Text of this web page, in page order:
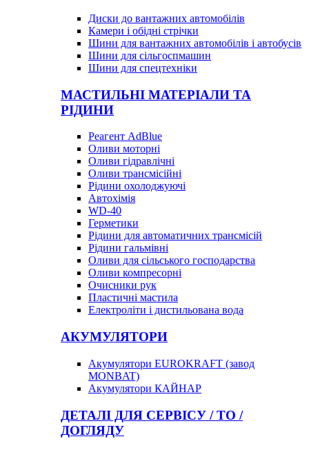
Диски до вантажних автомобілів
Камери і обідні стрічки
Шини для вантажних автомобілів і автобусів
Шини для сільгоспмашин
Шини для спецтехніки
МАСТИЛЬНІ МАТЕРІАЛИ ТА
РІДИНИ
Реагент AdBlue
Оливи моторні
Оливи гідравлічні
Оливи трансмісійні
Рідини охолоджуючі
Автохімія
WD-40
Герметики
Рідини для автоматичних трансмісій
Рідини гальмівні
Оливи для сільського господарства
Оливи компресорні
Очисники рук
Пластичні мастила
Електроліти і дистильована вода
АКУМУЛЯТОРИ
Акумулятори EUROKRAFT (завод
MONBAT)
Акумулятори КАЙНАР
ДЕТАЛІ ДЛЯ СЕРВІСУ / ТО /
ДОГЛЯДУ